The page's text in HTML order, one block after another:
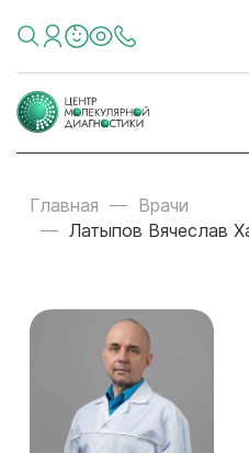
Главная
Врачи
Латыпов Вячеслав